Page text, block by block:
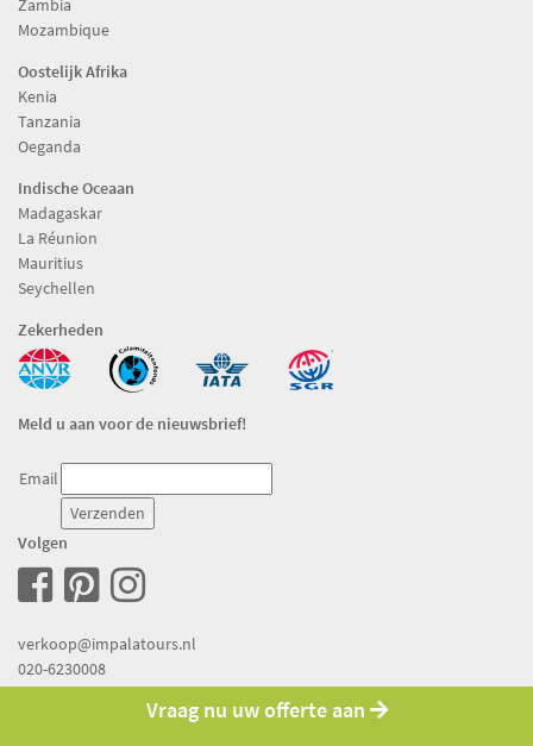
Vraag nu uw offerte aan
Zambia
Mozambique
Oostelijk Afrika
Kenia
Tanzania
Oeganda
Indische Oceaan
Madagaskar
La Réunion
Mauritius
Seychellen
Zekerheden
Meld u aan voor de nieuwsbrief!
Email
Volgen
verkoop@impalatours.nl
020-6230008